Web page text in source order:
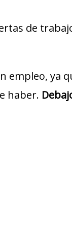
de
empleo, ya
haber.